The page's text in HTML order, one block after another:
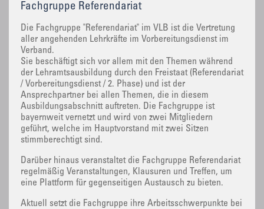
Fachgruppe Referendariat
Die Fachgruppe "Referendariat" im VLB ist die Vertretung
aller angehenden Lehrkräfte im Vorbereitungsdienst im
Verband.
Sie beschäftigt sich vor allem mit den Themen während
der Lehramtsausbildung durch den Freistaat (Referendariat
/ Vorbereitungsdienst / 2. Phase) und ist der
Ansprechpartner bei allen Themen, die in diesem
Ausbildungsabschnitt auftreten. Die Fachgruppe ist
bayernweit vernetzt und wird von zwei Mitgliedern
geführt, welche im Hauptvorstand mit zwei Sitzen
stimmberechtigt sind.
Darüber hinaus veranstaltet die Fachgruppe Referendariat
regelmäßig Veranstaltungen, Klausuren und Treffen, um
eine Plattform für gegenseitigen Austausch zu bieten.
Aktuell setzt die Fachgruppe ihre Arbeitsschwerpunkte bei